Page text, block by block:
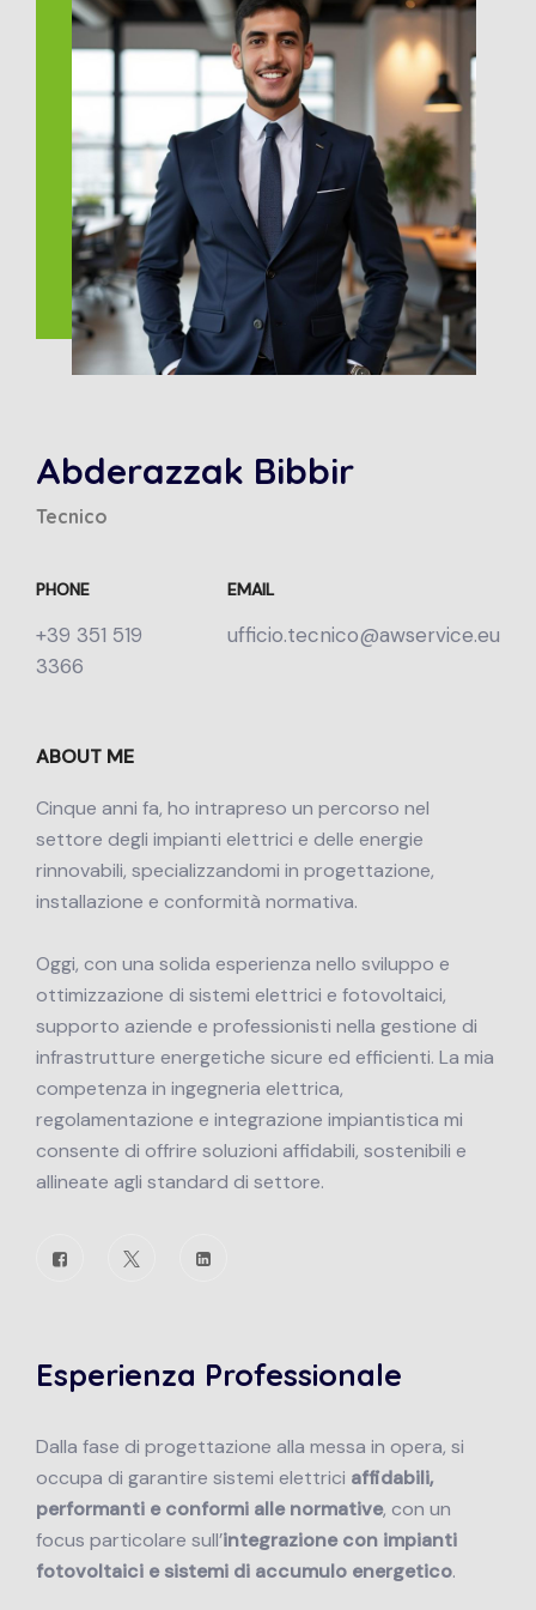
Abderazzak Bibbir
Tecnico
PHONE
+39 351 519
3366
EMAIL
ufficio.tecnico@awservice.eu
ABOUT ME
Cinque anni fa, ho intrapreso un percorso nel
settore degli impianti elettrici e delle energie
rinnovabili, specializzandomi in progettazione,
installazione e conformità normativa.
Oggi, con una solida esperienza nello sviluppo e
ottimizzazione di sistemi elettrici e fotovoltaici,
supporto aziende e professionisti nella gestione di
infrastrutture energetiche sicure ed efficienti. La mia
competenza in ingegneria elettrica,
regolamentazione e integrazione impiantistica mi
consente di offrire soluzioni affidabili, sostenibili e
allineate agli standard di settore.
Esperienza Professionale
Dalla fase di progettazione alla messa in opera, si
occupa di garantire sistemi elettrici affidabili,
performanti e conformi alle normative, con un
focus particolare sull’integrazione con impianti
fotovoltaici e sistemi di accumulo energetico.